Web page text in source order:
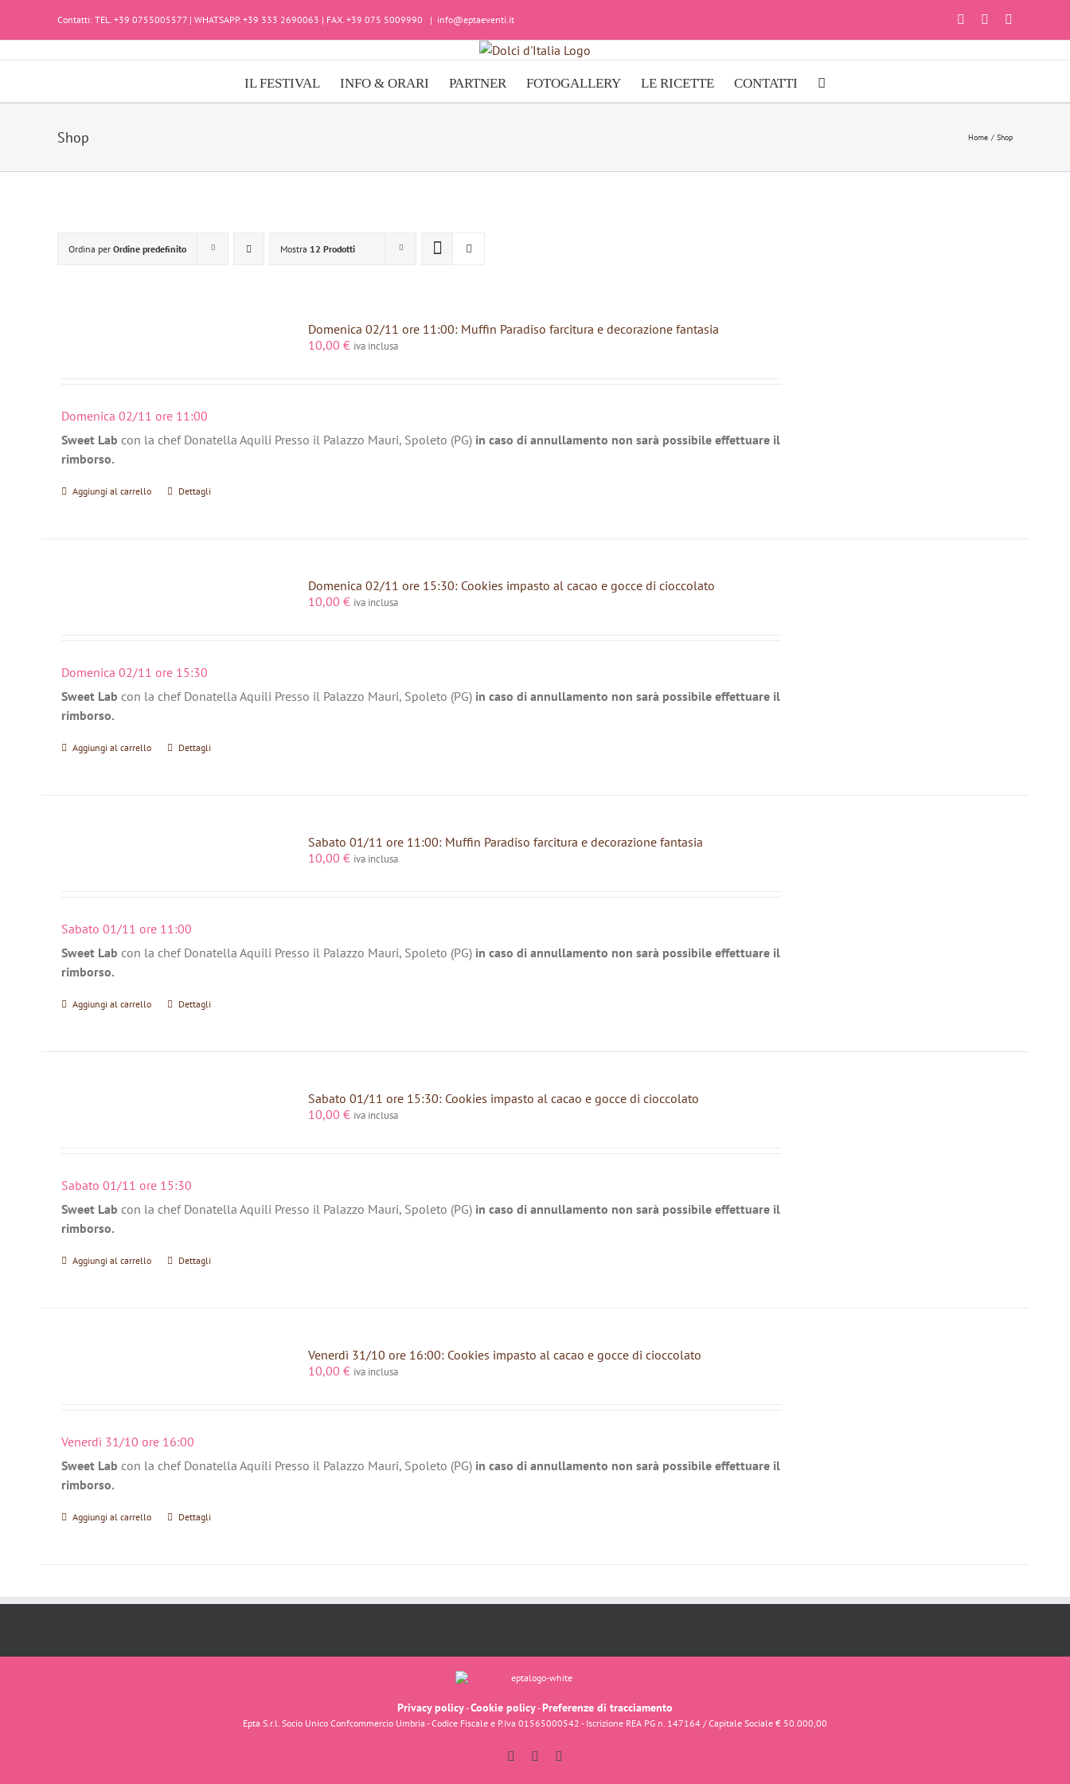
Contatti: TEL. +39 0755005577 | WHATSAPP. +39 333 2690063 | FAX. +39 075 5009990 | info@eptaeventi.it FacebookInstagram
IL FESTIVAL INFO & ORARI PARTNER FOTOGALLERY LE RICETTE CONTATTI
Shop Home Shop
Ordina per Ordine predefinito Mostra 12 Prodotti
Domenica 02/11 ore 11:00: Muffin Paradiso farcitura e decorazione fantasia
10,00 € iva inclusa
Domenica 02/11 ore 11:00
Sweet Lab con la chef Donatella Aquili Presso il Palazzo Mauri, Spoleto (PG) in caso di annullamento non sarà possibile effettuare il
rimborso.
Aggiungi al carrello Dettagli
Domenica 02/11 ore 15:30: Cookies impasto al cacao e gocce di cioccolato
10,00 € iva inclusa
Domenica 02/11 ore 15:30
Sweet Lab con la chef Donatella Aquili Presso il Palazzo Mauri, Spoleto (PG) in caso di annullamento non sarà possibile effettuare il
rimborso.
Aggiungi al carrello Dettagli
Sabato 01/11 ore 11:00: Muffin Paradiso farcitura e decorazione fantasia
10,00 € iva inclusa
Sabato 01/11 ore 11:00
Sweet Lab con la chef Donatella Aquili Presso il Palazzo Mauri, Spoleto (PG) in caso di annullamento non sarà possibile effettuare il
rimborso.
Aggiungi al carrello Dettagli
Sabato 01/11 ore 15:30: Cookies impasto al cacao e gocce di cioccolato
10,00 € iva inclusa
Sabato 01/11 ore 15:30
Sweet Lab con la chef Donatella Aquili Presso il Palazzo Mauri, Spoleto (PG) in caso di annullamento non sarà possibile effettuare il
rimborso.
Aggiungi al carrello Dettagli
Venerdì 31/10 ore 16:00: Cookies impasto al cacao e gocce di cioccolato
10,00 € iva inclusa
Venerdì 31/10 ore 16:00
Sweet Lab con la chef Donatella Aquili Presso il Palazzo Mauri, Spoleto (PG) in caso di annullamento non sarà possibile effettuare il
rimborso.
Aggiungi al carrello Dettagli
Privacy policy-Cookie policy-Preferenze di tracciamento
Epta S.r.l. Socio Unico Confcommercio Umbria - Codice Fiscale e P.Iva 01565000542 - Iscrizione REA PG n. 147164 / Capitale Sociale € 50.000,00
FacebookInstagram